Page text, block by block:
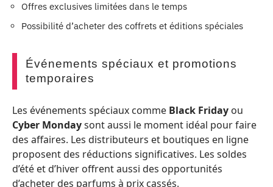
Offres exclusives limitées dans le temps
Possibilité d’acheter des coffrets et éditions spéciales
Événements spéciaux et promotions
temporaires
Les événements spéciaux comme Black Friday ou
Cyber Mondaysont aussi le moment idéal pour faire
des affaires. Les distributeurs et boutiques en ligne
proposent des réductions significatives. Les soldes
d’été et d’hiver offrent aussi des opportunités
d’acheter des parfums à prix cassés.